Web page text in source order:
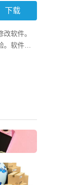
下载
软件。
软件提